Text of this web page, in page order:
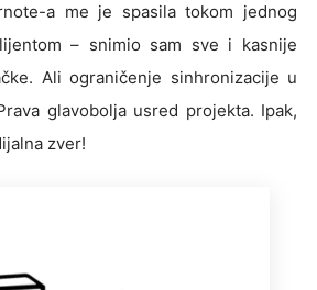
a me je spasila tokom jednog
– snimio sam sve i kasnije
Ali ograničenje sinhronizacije u
glavobolja usred projekta. Ipak,
zver!